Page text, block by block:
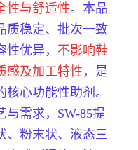
性与舒适性。本品
质稳定、批次一致
优异， 不影响鞋
感及加工特性 ，是
心功能性助剂。
与需求，SW-85提
、粉末状、液态三